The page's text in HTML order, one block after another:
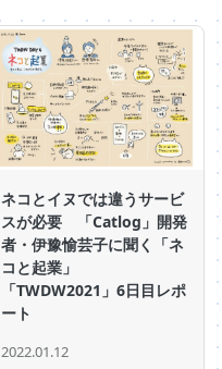
ネコとイヌでは違うサービ
スが必要 「Catlog」開発
者・伊豫愉芸子に聞く「ネ
コと起業」
「TWDW2021」6日目レポ
ート
2022.01.12